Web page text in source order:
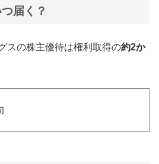
届く？
スの株主優待は権利取得の約2か